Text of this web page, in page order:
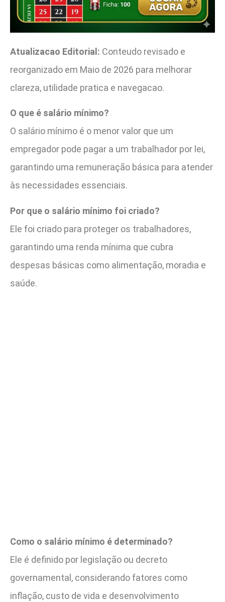
Atualizacao Editorial: Conteudo revisado e
reorganizado em Maio de 2026 para melhorar
clareza, utilidade pratica e navegacao.
O que é salário mínimo?
O salário mínimo é o menor valor que um
empregador pode pagar a um trabalhador por lei,
garantindo uma remuneração básica para atender
às necessidades essenciais.
Por que o salário mínimo foi criado?
Ele foi criado para proteger os trabalhadores,
garantindo uma renda mínima que cubra
despesas básicas como alimentação, moradia e
saúde.
Como o salário mínimo é determinado?
Ele é definido por legislação ou decreto
governamental, considerando fatores como
inflação, custo de vida e desenvolvimento